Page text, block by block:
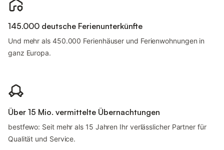
145.000 deutsche Ferienunterkünfte
Und mehr als 450.000 Ferienhäuser und Ferienwohnungen in
ganz Europa.
Über 15 Mio. vermittelte Übernachtungen
bestfewo: Seit mehr als 15 Jahren Ihr verlässlicher Partner für
Qualität und Service.